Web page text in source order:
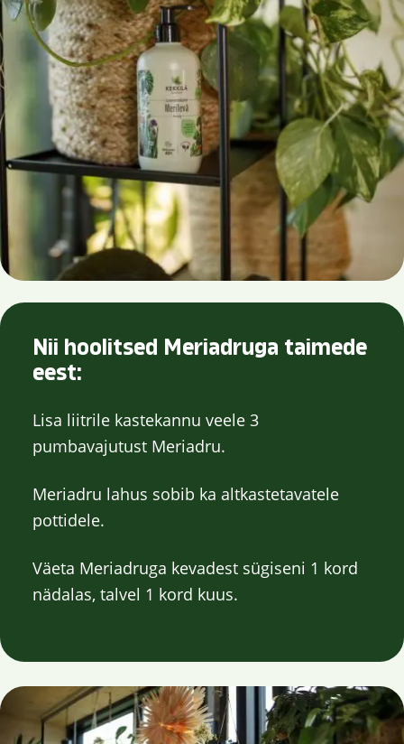
Nii hoolitsed Meriadruga taimede
eest:
Lisa liitrile kastekannu veele 3
pumbavajutust Meriadru.
Meriadru lahus sobib ka altkastetavatele
pottidele.
Väeta Meriadruga kevadest sügiseni 1 kord
nädalas, talvel 1 kord kuus.